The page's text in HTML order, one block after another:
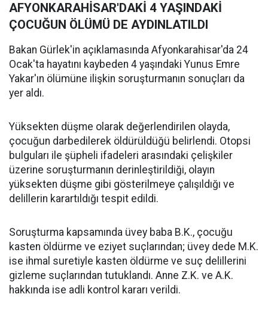
AFYONKARAHİSAR'DAKİ 4 YAŞINDAKİ
ÇOCUĞUN ÖLÜMÜ DE AYDINLATILDI
Bakan Gürlek'in açıklamasında Afyonkarahisar'da 24
Ocak'ta hayatını kaybeden 4 yaşındaki Yunus Emre
Yakar'ın ölümüne ilişkin soruşturmanın sonuçları da
yer aldı.
Yüksekten düşme olarak değerlendirilen olayda,
çocuğun darbedilerek öldürüldüğü belirlendi. Otopsi
bulguları ile şüpheli ifadeleri arasındaki çelişkiler
üzerine soruşturmanın derinleştirildiği, olayın
yüksekten düşme gibi gösterilmeye çalışıldığı ve
delillerin karartıldığı tespit edildi.
Soruşturma kapsamında üvey baba B.K., çocuğu
kasten öldürme ve eziyet suçlarından; üvey dede M.K.
ise ihmal suretiyle kasten öldürme ve suç delillerini
gizleme suçlarından tutuklandı. Anne Z.K. ve A.K.
hakkında ise adli kontrol kararı verildi.